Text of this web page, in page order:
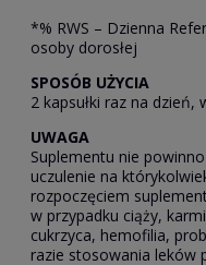
*% RWS – Dzienna
osoby dorosłej
SPOSÓB UŻYCIA
2 kapsułki raz na dzień,
UWAGA
Suplementu nie
uczulenie na
rozpoczęciem
w przypadku ciąży,
cukrzyca, hemofilia,
razie stosowania leków